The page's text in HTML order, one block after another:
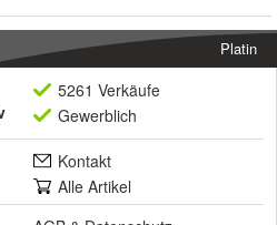
Platin
5261 Verkäufe
Gewerblich
Kontakt
Alle Artikel